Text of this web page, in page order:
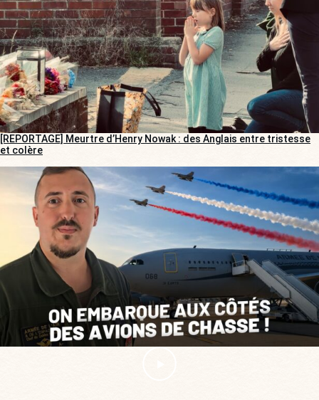
[REPORTAGE] Meurtre d’Henry Nowak : des Anglais entre tristesse
et colère